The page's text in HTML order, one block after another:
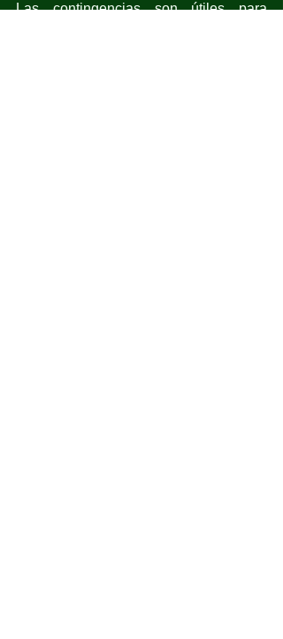
Las contingencias son útiles para